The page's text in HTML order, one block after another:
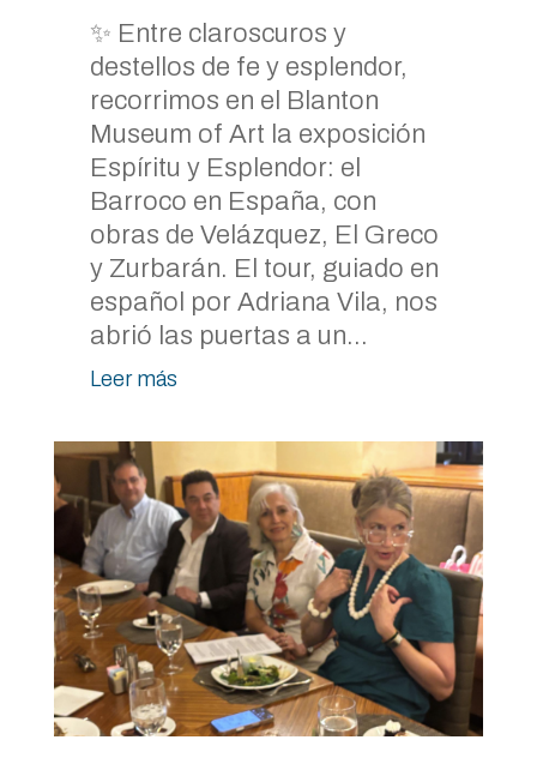
✨ Entre claroscuros y
destellos de fe y esplendor,
recorrimos en el Blanton
Museum of Art la exposición
Espíritu y Esplendor: el
Barroco en España, con
obras de Velázquez, El Greco
y Zurbarán. El tour, guiado en
español por Adriana Vila, nos
abrió las puertas a un...
Leer más